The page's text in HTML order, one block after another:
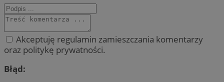
Akceptuję regulamin zamieszczania komentarzy
oraz politykę prywatności.
Błąd: